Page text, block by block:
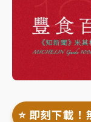
⭐️ 即刻下載